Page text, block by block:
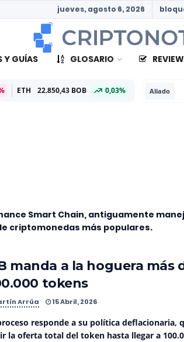
jueves, agosto 6, 2026
Y GUÍAS GLOSARIO
BOB 0,03% Aliado
Smart Chain, antiguamente
criptomonedas más populares.
manda a la hoguera más
tokens
Arrúa 15 Abril, 2026
responde a su política deflacionaria,
la oferta total del token hasta llegar a